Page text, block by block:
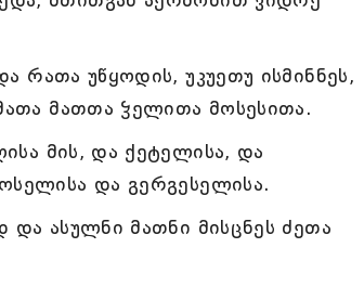
რათა უწყოდის, უკუეთუ ისმინნეს,
მათთა ჴელითა მოსესითა.
მის, და ქეტელისა, და
და გერგესელისა.
და ასულნი მათნი მისცნეს ძეთა